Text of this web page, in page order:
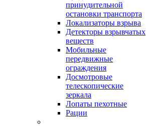
принудительной
остановки транспорта
Локализаторы взрыва
Детекторы взрывчатых
веществ
Мобильные
передвижные
ограждения
Досмотровые
телескопические
зеркала
Лопаты пехотные
Рации